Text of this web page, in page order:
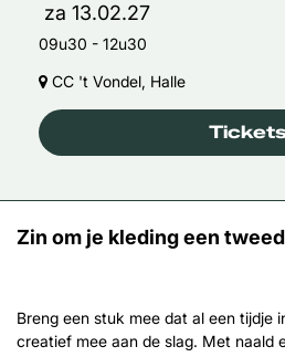
za 13.02.27
09u30 - 12u30
CC 't Vondel, Halle
Zin om je kleding een
Breng een stuk mee dat al een tijdje
creatief mee aan de slag. Met naald